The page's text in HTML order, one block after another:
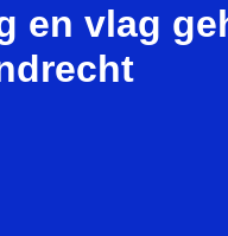
en vlag